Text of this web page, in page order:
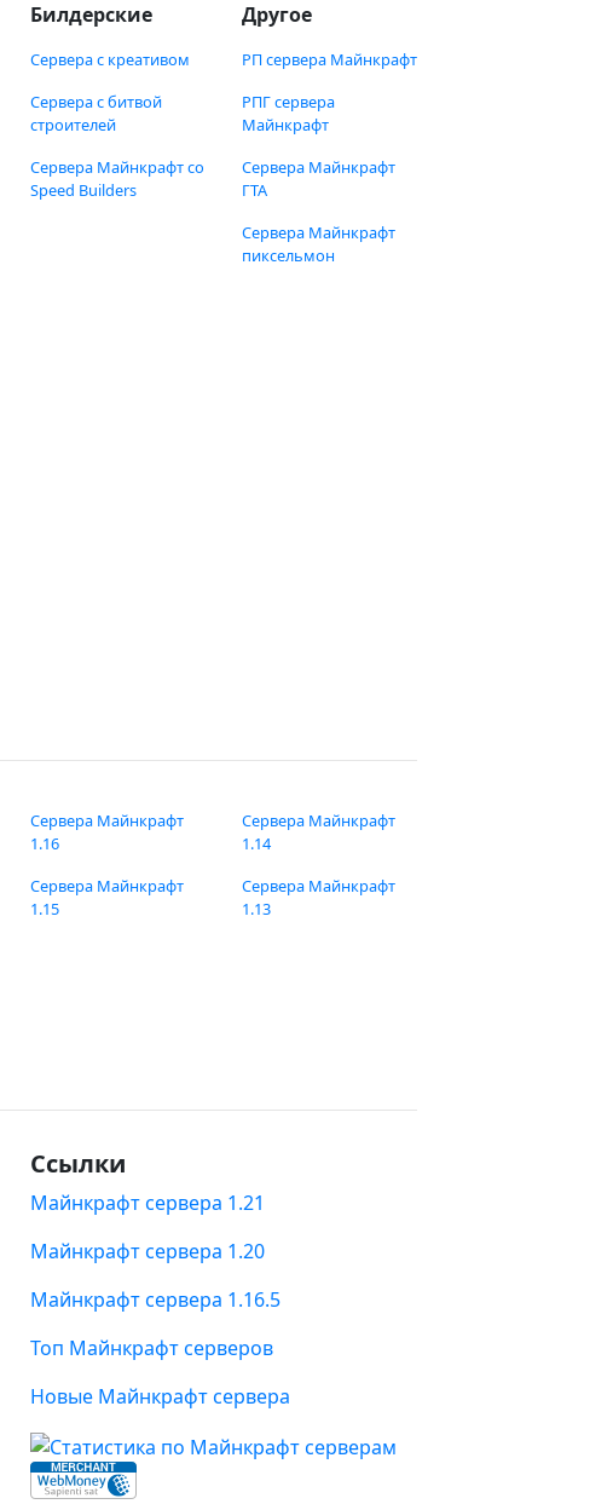
Билдерские
Сервера с креативом
Сервера с битвой
строителей
Сервера Майнкрафт со
Speed Builders
Другое
РП сервера Майнкрафт
РПГ сервера
Майнкрафт
Сервера Майнкрафт
ГТА
Сервера Майнкрафт
пиксельмон
Сервера Майнкрафт
1.16
Сервера Майнкрафт
1.15
Сервера Майнкрафт
1.14
Сервера Майнкрафт
1.13
Ссылки
Майнкрафт сервера 1.21
Майнкрафт сервера 1.20
Майнкрафт сервера 1.16.5
Топ Майнкрафт серверов
Новые Майнкрафт сервера